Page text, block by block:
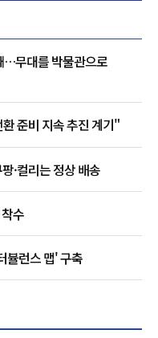
…무대를 박물관으로
준비 지속 추진 계기"
·컬리는 정상 배송
수
뷸런스 맵' 구축